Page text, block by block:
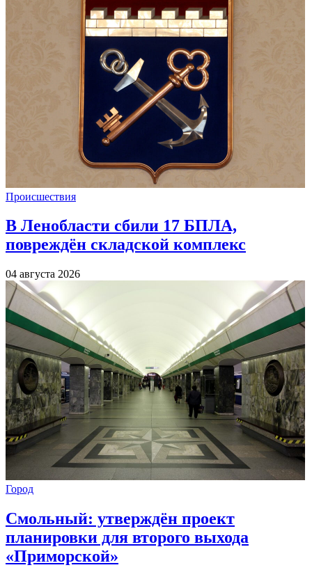
Происшествия
В Ленобласти сбили 17 БПЛА,
повреждён складской комплекс
04 августа 2026
Город
Смольный: утверждён проект
планировки для второго выхода
«Приморской»